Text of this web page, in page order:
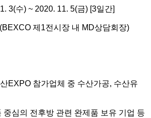
3(수) ~ 2020. 11. 5(금) [3일간]
제1전시장 내 MD상담회장)
EXPO 참가업체 중 수산가공, 수산유
심의 전후방 관련 완제품 보유 기업 등